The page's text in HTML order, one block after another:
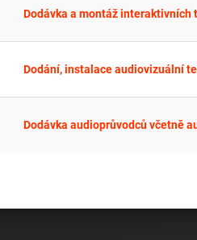
Dodávka a montáž interaktivních